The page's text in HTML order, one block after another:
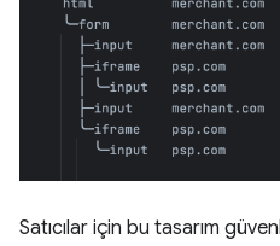
Satıcılar için bu tasarım